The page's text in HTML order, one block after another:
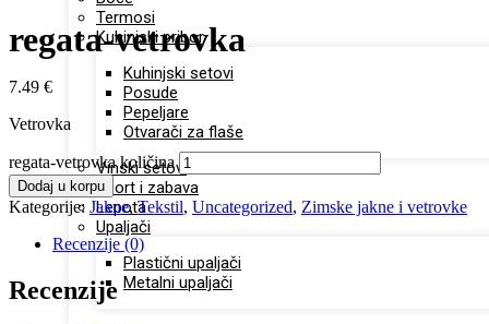
Termosi
Kuhinjski pribor
Kuhinjski setovi
Posude
Pepeljare
Otvarači za flaše
Vinski setovi
Sport i zabava
Lepota
Upaljači
Plastični upaljači
Metalni upaljači
regata-vetrovka
7.49 €
Vetrovka
regata-vetrovka količina
Dodaj u korpu
Kategorije: Jakne,Tekstil, Uncategorized, Zimske jakne i vetrovke
Recenzije (0)
Recenzije